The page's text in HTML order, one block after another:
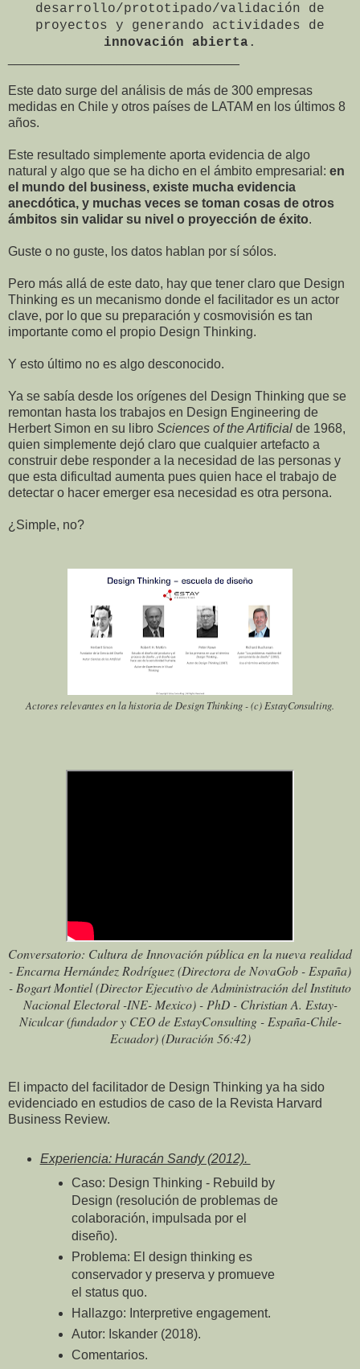
desarrollo/prototipado/validación de
proyectos y generando actividades de
innovación abierta .
Este dato surge del análisis de más de 300 empresas
medidas en Chile y otros países de LATAM en los últimos 8
años.
Este resultado simplemente aporta evidencia de algo
natural y algo que se ha dicho en el ámbito empresarial: en
el mundo del business, existe mucha evidencia
anecdótica, y muchas veces se toman cosas de otros
ámbitos sin validar su nivel o proyección de éxito.
Guste o no guste, los datos hablan por sí sólos.
Pero más allá de este dato, hay que tener claro que Design
Thinking es un mecanismo donde el facilitador es un actor
clave, por lo que su preparación y cosmovisión es tan
importante como el propio Design Thinking.
Y esto último no es algo desconocido.
Ya se sabía desde los orígenes del Design Thinking que se
remontan hasta los trabajos en Design Engineering de
Herbert Simon en su libro Sciences of the Artificial de 1968,
quien simplemente dejó claro que cualquier artefacto a
construir debe responder a la necesidad de las personas y
que esta dificultad aumenta pues quien hace el trabajo de
detectar o hacer emerger esa necesidad es otra persona.
¿Simple, no?
Actores relevantes en la historia de Design Thinking - (c) EstayConsulting.
Conversatorio: Cultura de Innovación pública en la nueva realidad
- Encarna Hernández Rodríguez (Directora de NovaGob - España)
- Bogart Montiel (Director Ejecutivo de Administración del Instituto
Nacional Electoral -INE- Mexico) - PhD - Christian A. Estay-
Niculcar (fundador y CEO de EstayConsulting - España-Chile-
Ecuador) (Duración 56:42)
El impacto del facilitador de Design Thinking ya ha sido
evidenciado en estudios de caso de la Revista Harvard
Business Review.
Experiencia: Huracán Sandy (2012).
Caso: Design Thinking - Rebuild by
Design (resolución de problemas de
colaboración, impulsada por el
diseño).
Problema: El design thinking es
conservador y preserva y promueve
el status quo.
Hallazgo: Interpretive engagement.
Autor: Iskander (2018).
Comentarios.